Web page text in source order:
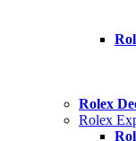
Rolex
Rolex